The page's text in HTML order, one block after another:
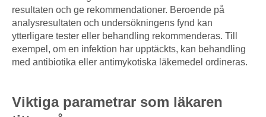
resultaten och ge rekommendationer. Beroende på
analysresultaten och undersökningens fynd kan
ytterligare tester eller behandling rekommenderas. Till
exempel, om en infektion har upptäckts, kan behandling
med antibiotika eller antimykotiska läkemedel ordineras.
Viktiga parametrar som läkaren